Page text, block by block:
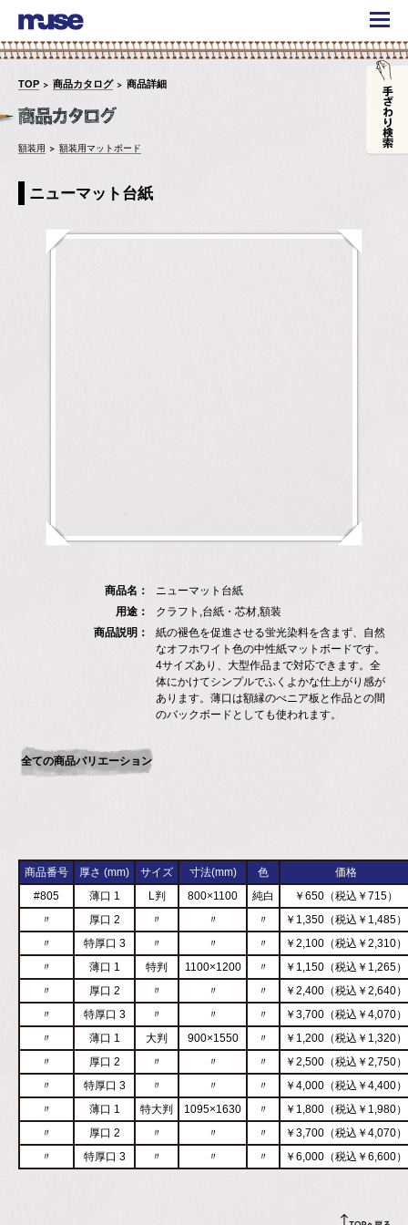
TOP 商品カタログ 商品詳細
額装用 額装用マットボード
ニューマット台紙
商品名：
ニューマット台紙
用途：
クラフト,台紙・芯材,額装
商品説明：
紙の褪色を促進させる蛍光染料を含まず、自然
なオフホワイト色の中性紙マットボードです。
4サイズあり、大型作品まで対応できます。全
体にかけてシンプルでふくよかな仕上がり感が
あります。薄口は額縁のべニア板と作品との間
のバックボードとしても使われます。
全ての商品バリエーション
商品番号 厚さ (mm) サイズ 寸法(mm) 色
価格
#805
薄口 1 L判 800×1100 純白
￥650（税込￥715）
〃
厚口 2 〃 〃 〃
￥1,350（税込￥1,485）
〃
特厚口 3 〃 〃 〃
￥2,100（税込￥2,310）
〃
薄口 1 特判 1100×1200 〃
￥1,150（税込￥1,265）
〃
厚口 2 〃 〃 〃
￥2,400（税込￥2,640）
〃
特厚口 3 〃 〃 〃
￥3,700（税込￥4,070）
〃
薄口 1 大判 900×1550 〃
￥1,200（税込￥1,320）
〃
厚口 2 〃 〃 〃
￥2,500（税込￥2,750）
〃
特厚口 3 〃 〃 〃
￥4,000（税込￥4,400）
〃
薄口 1 特大判 1095×1630 〃
￥1,800（税込￥1,980）
〃
厚口 2 〃 〃 〃
￥3,700（税込￥4,070）
〃
特厚口 3 〃 〃 〃 ￥6,000（税込￥6,600）